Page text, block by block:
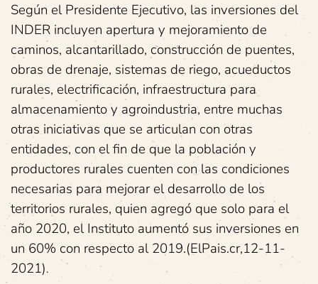
Según el Presidente Ejecutivo, las inversiones del
INDER incluyen apertura y mejoramiento de
caminos, alcantarillado, construcción de puentes,
obras de drenaje, sistemas de riego, acueductos
rurales, electrificación, infraestructura para
almacenamiento y agroindustria, entre muchas
otras iniciativas que se articulan con otras
entidades, con el fin de que la población y
productores rurales cuenten con las condiciones
necesarias para mejorar el desarrollo de los
territorios rurales, quien agregó que solo para el
año 2020, el Instituto aumentó sus inversiones en
un 60% con respecto al 2019.(ElPais.cr,12-11-
2021).